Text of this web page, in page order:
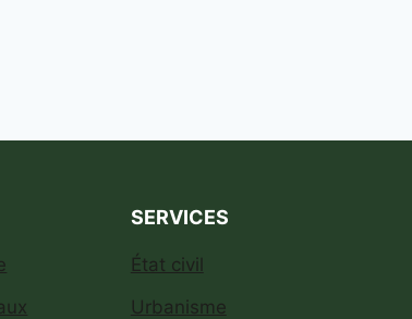
SERVICES
État civil
Urbanisme